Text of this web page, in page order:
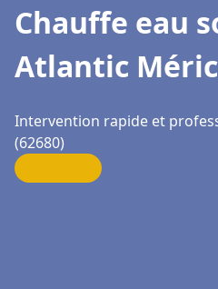
Chauffe eau
Atlantic
Intervention rapide et
(62680)